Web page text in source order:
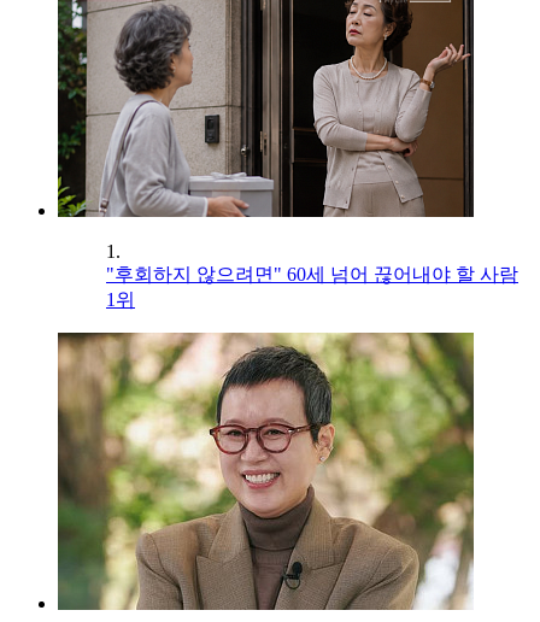
1.
"후회하지 않으려면" 60세 넘어 끊어내야 할 사람
1위